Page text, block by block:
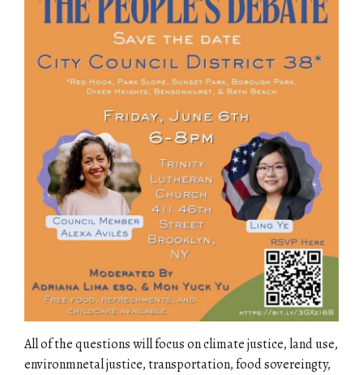
All of the questions will focus on climate justice, land use,
environmnetal justice, transportation, food sovereingty,